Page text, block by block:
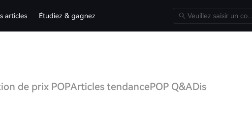
articles Étudiez & gagnez
de prix POPArticles tendancePOP Q&ADiscussions